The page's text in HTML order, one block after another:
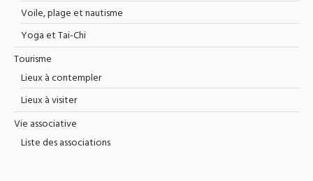
Voile, plage et nautisme
Yoga et Tai-Chi
Tourisme
Lieux à contempler
Lieux à visiter
Vie associative
Liste des associations